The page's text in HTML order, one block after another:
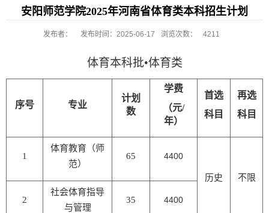
安阳师范学院2025年河南省体育类本科招生计划
发布者： 发布时间：2025-06-17 浏览次数： 4211
体育本科批•体育类
序号 专业
计划
数
学费
（元/
年）
首选
科目
再选
科目
1
体育教育（师
范）
65 4400
历史 不限
2
社会体育指导
与管理
35 4400